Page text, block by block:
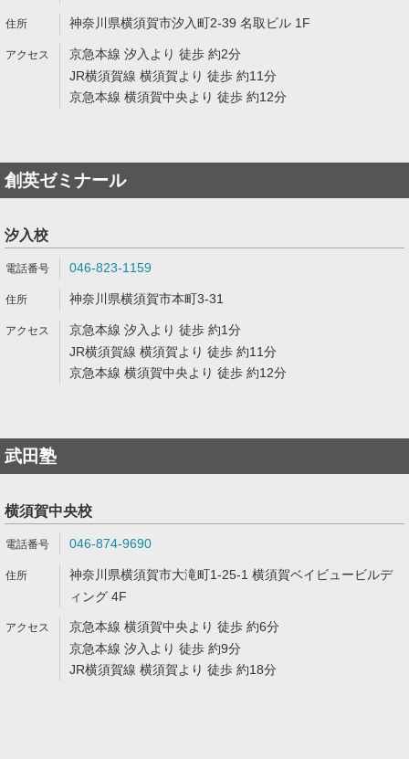
神奈川県横須賀市汐入町2-39 名取ビル 1F
京急本線 汐入より 徒歩 約2分
JR横須賀線 横須賀より 徒歩 約11分
京急本線 横須賀中央より 徒歩 約12分
創英ゼミナール
汐入校
046-823-1159
神奈川県横須賀市本町3-31
京急本線 汐入より 徒歩 約1分
JR横須賀線 横須賀より 徒歩 約11分
京急本線 横須賀中央より 徒歩 約12分
武田塾
横須賀中央校
046-874-9690
神奈川県横須賀市大滝町1-25-1 横須賀ベイビュービルデ
ィング 4F
京急本線 横須賀中央より 徒歩 約6分
京急本線 汐入より 徒歩 約9分
JR横須賀線 横須賀より 徒歩 約18分